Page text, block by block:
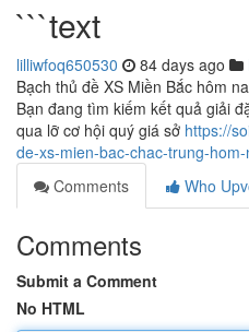
```text
lilliwfoq650530 84 days ago
Bạch thủ đề XS Miền Bắc hôm
Bạn đang tìm kiếm kết quả giải
qua lỡ cơ hội quý giá sở https://
de-xs-mien-bac-chac-trung-
Comments
Who
Comments
Submit a Comment
No HTML